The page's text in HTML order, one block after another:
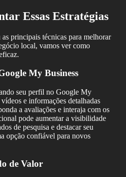
Essas Estratégias
principais técnicas para melhorar
local, vamos ver como
My Business
seu perfil no Google My
e informações detalhadas
a avaliações e interaja com os
pode aumentar a visibilidade
de pesquisa e destacar seu
opção confiável para novos
de Valor